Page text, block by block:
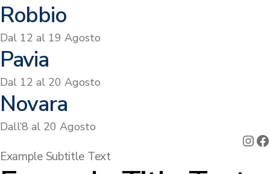
Robbio
Dal 12 al 19 Agosto
Pavia
Dal 12 al 20 Agosto
Novara
Dall’8 al 20 Agosto
Example Subtitle Text